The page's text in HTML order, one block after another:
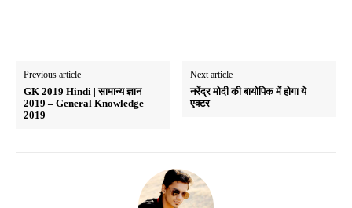
Previous article
GK 2019 Hindi | सामान्य ज्ञान
2019 – General Knowledge
2019
Next article
नरेंद्र मोदी की बायोपिक में होगा ये
एक्टर